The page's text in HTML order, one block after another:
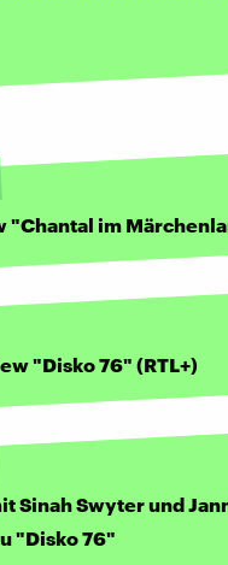
"Chantal im
"Disko 76" (RTL+)
Sinah Swyter und
"Disko 76"